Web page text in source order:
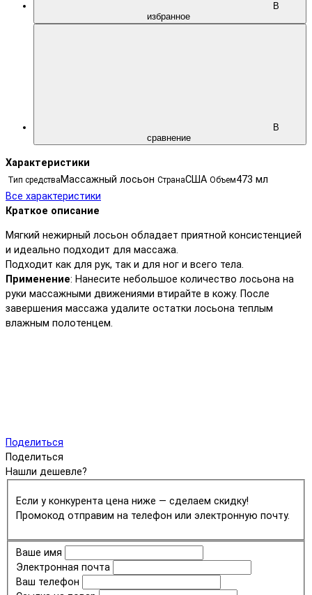
В
избранное
В
сравнение
Характеристики
Тип средства Массажный лосьон СтранаСША Объем473 мл
Все характеристики
Краткое описание
Мягкий нежирный лосьон обладает приятной консистенцией
и идеально подходит для массажа.
Подходит как для рук, так и для ног и всего тела.
Применение: Нанесите небольшое количество лосьона на
руки массажными движениями втирайте в кожу. После
завершения массажа удалите остатки лосьона теплым
влажным полотенцем.
Поделиться
Поделиться
Нашли дешевле?
Если у конкурента цена ниже — сделаем скидку!
Промокод отправим на телефон или электронную почту.
Ваше имя
Электронная почта
Ваш телефон